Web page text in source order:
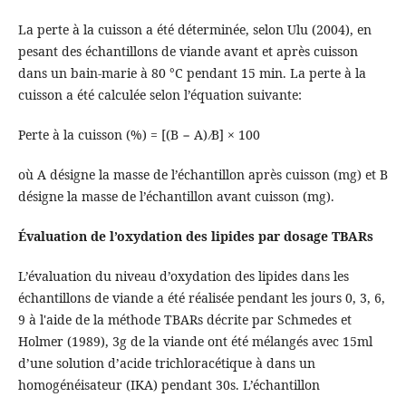
La perte à la cuisson a été déterminée, selon Ulu (2004), en
pesant des échantillons de viande avant et après cuisson
dans un bain-marie à 80 °C pendant 15 min. La perte à la
cuisson a été calculée selon l’équation suivante:
Perte à la cuisson (%) = [(B − A) ∕B] × 100
où A désigne la masse de l’échantillon après cuisson (mg) et B
désigne la masse de l’échantillon avant cuisson (mg).
Évaluation de l’oxydation des lipides par dosage TBARs
L’évaluation du niveau d’oxydation des lipides dans les
échantillons de viande a été réalisée pendant les jours 0, 3, 6,
9 à l'aide de la méthode TBARs décrite par Schmedes et
Holmer (1989), 3g de la viande ont été mélangés avec 15ml
d’une solution d’acide trichloracétique à dans un
homogénéisateur (IKA) pendant 30s. L’échantillon